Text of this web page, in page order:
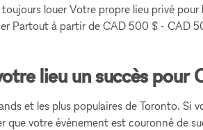
louer Votre propre lieu privé
Partout à partir de CAD 500 $ - CAD
lieu un succès pour
et les plus populaires de Toronto.
que votre événement est couronné de